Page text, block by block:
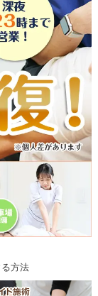
方法